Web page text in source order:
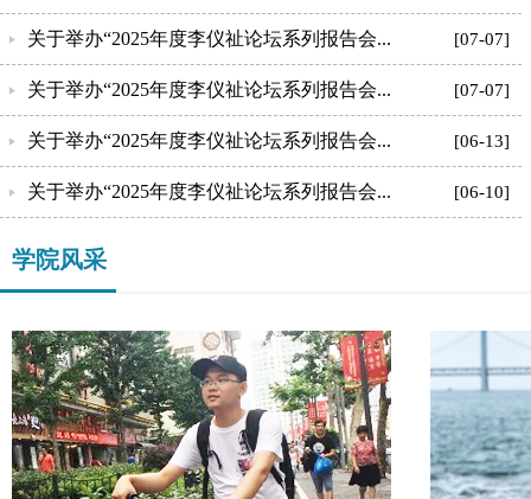
[07-07]
关于举办“2025年度李仪祉论坛系列报告会...
[07-07]
关于举办“2025年度李仪祉论坛系列报告会...
[06-13]
关于举办“2025年度李仪祉论坛系列报告会...
[06-10]
关于举办“2025年度李仪祉论坛系列报告会...
学院风采